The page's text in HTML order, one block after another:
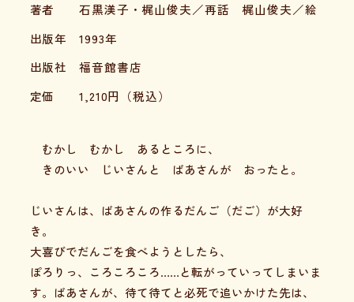
著者
石黒渼子・梶山俊夫／再話 梶山俊夫／絵
出版年
1993年
出版社
福音館書店
定価
1,210円（税込）
むかし むかし あるところに、
きのいい じいさんと ばあさんが おったと。
じいさんは、ばあさんの作るだんご（だご）が大好
き。
大喜びでだんごを食べようとしたら、
ぽろりっ、ころころころ……と転がっていってしまいま
す。ばあさんが、待て待てと必死で追いかけた先は、